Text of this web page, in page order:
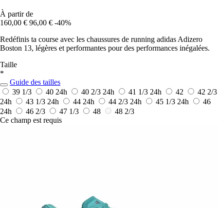
À partir de
160,00 € 96,00 € -40%
Redéfinis ta course avec les chaussures de running adidas Adizero
Boston 13, légères et performantes pour des performances inégalées.
Taille
*
Guide des tailles
39 1/3
40 24h 40 2/3 24h 41 1/3 24h 42
42 2/3
24h
43 1/3 24h 44 24h 44 2/3 24h 45 1/3 24h
46
24h
46 2/3 47 1/3 48
48 2/3
Ce champ est requis